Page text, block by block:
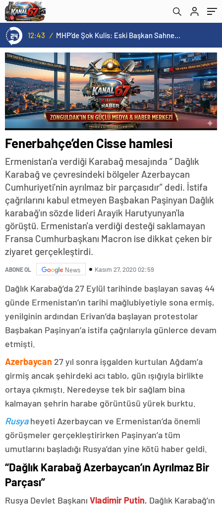
12:43 / MHP’de Şok Kulis: Eski Başkan Sahnede! Korkmaz Yol Vermiyor
Fenerbahçe’den Cisse hamlesi
Ermenistan'a verdiği Karabağ mesajında “ Dağlık
Karabağ ve çevresindeki bölgeler Azerbaycan
Cumhuriyeti'nin ayrılmaz bir parçasıdır” dedi. İstifa
çağrılarını kabul etmeyen Başbakan Paşinyan Dağlık
karabağ'ın sözde lideri Arayik Harutyunyan'la
görüştü. Ermenistan'a verdiği desteği saklamayan
Fransa Cumhurbaşkanı Macron ise dikkat çeken bir
ziyaret gerçekleştirdi.
ABONE OL News Kasım 27, 2020 02:59
Dağlık Karabağ’da 27 Eylül tarihinde başlayan savaş 44
günde Ermenistan’ın tarihi mağlubiyetiyle sona ermiş,
yenilginin ardından Erivan’da başlayan protestolar
Başbakan Paşinyan’a istifa çağrılarıyla günlerce devam
etmişti.
Azerbaycan 27 yıl sonra işgalden kurtulan Ağdam’a
girmiş ancak şehirdeki acı tablo, gün ışığıyla birlikte
ortaya çıkmıştı. Neredeyse tek bir sağlam bina
kalmayan şehrin harabe görüntüsü yürek burktu.
Rusyaheyeti Azerbaycan ve Ermenistan’da önemli
görüşmeler gerçekleştirirken Paşinyan’a tüm
umutlarını başladığı Rusya’dan yine kötü haber geldi.
“Dağlık Karabağ Azerbaycan’ın Ayrılmaz Bir
Parçası”
Rusya Devlet Başkanı Vladimir Putin, Dağlık Karabağ’ın